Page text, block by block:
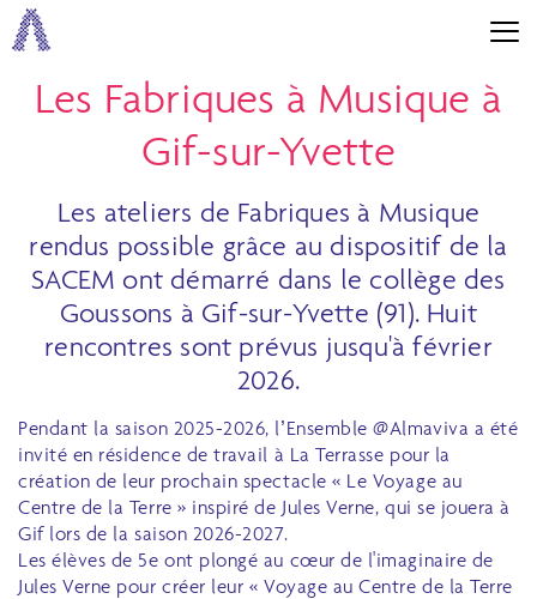
Les Fabriques à Musique à
Gif-sur-Yvette
Les ateliers de Fabriques à Musique
rendus possible grâce au dispositif de la
SACEM ont démarré dans le collège des
Goussons à Gif-sur-Yvette (91). Huit
rencontres sont prévus jusqu'à février
2026.
Pendant la saison 2025-2026, l’Ensemble @Almaviva a été
invité en résidence de travail à La Terrasse pour la
création de leur prochain spectacle « Le Voyage au
Centre de la Terre » inspiré de Jules Verne, qui se jouera à
Gif lors de la saison 2026-2027.
Les élèves de 5e ont plongé au cœur de l'imaginaire de
Jules Verne pour créer leur « Voyage au Centre de la Terre